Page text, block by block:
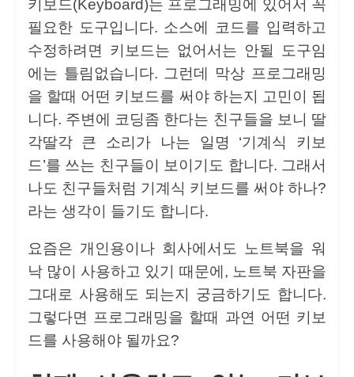
키보드(Keyboard)는 프로그래밍에 있어서 꼭
필요한 도구입니다. 소스에 코드를 입력하고
수정하려면 키보드는 없어서는 안될 도구임
에는 틀림없습니다. 그런데 막상 프로그래밍
을 할때 어떤 키보드를 써야 하는지 고민이 됩
니다. 주변에 코딩좀 한다는 친구들을 보니 딸
각딸각 큰 소리가 나는 일명 ‘기계식 키보
드’를 쓰는 친구들이 보이기도 합니다. 그래서
나도 친구들처럼 기계식 키보드를 써야 하나?
라는 생각이 들기도 합니다.
요즘은 개인용이나 회사에서도 노트북을 워
낙 많이 사용하고 있기 때문에, 노트북 자판을
그대로 사용해도 되는지 궁금하기도 합니다.
그렇다면 프로그래밍을 할때 과연 어떤 키보
드를 사용해야 될까요?